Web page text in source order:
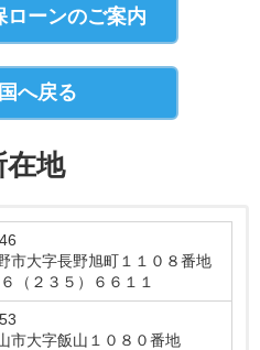
ローンのご案内
へ戻る
在地
市大字長野旭町１１０８番地
（２３５）６６１１
市大字飯山１０８０番地